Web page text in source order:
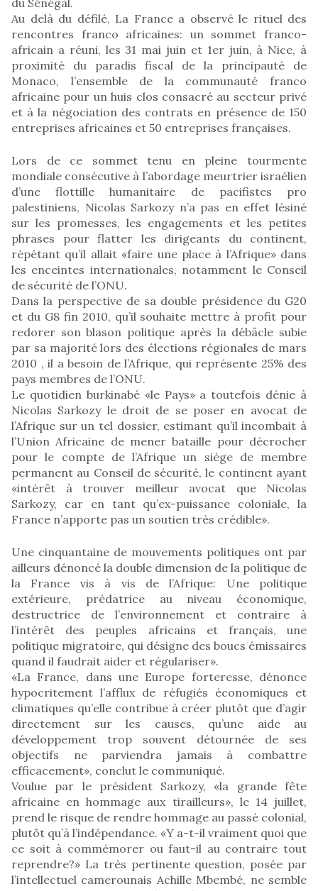
Au delà du défilé, La France a observé le rituel des
rencontres franco africaines: un sommet franco-
africain a réuni, les 31 mai juin et 1er juin, à Nice, à
proximité du paradis fiscal de la principauté de
Monaco, l’ensemble de la communauté franco
africaine pour un huis clos consacré au secteur privé
et à la négociation des contrats en présence de 150
entreprises africaines et 50 entreprises françaises.
Lors de ce sommet tenu en pleine tourmente
mondiale consécutive à l’abordage meurtrier israélien
d’une flottille humanitaire de pacifistes pro
palestiniens, Nicolas Sarkozy n’a pas en effet lésiné
sur les promesses, les engagements et les petites
phrases pour flatter les dirigeants du continent,
répétant qu’il allait «faire une place à l’Afrique» dans
les enceintes internationales, notamment le Conseil
de sécurité de l’ONU.
Dans la perspective de sa double présidence du G20
et du G8 fin 2010, qu’il souhaite mettre à profit pour
redorer son blason politique après la débâcle subie
par sa majorité lors des élections régionales de mars
2010 , il a besoin de l’Afrique, qui représente 25% des
pays membres de l’ONU.
Le quotidien burkinabé «le Pays» a toutefois dénie à
Nicolas Sarkozy le droit de se poser en avocat de
l’Afrique sur un tel dossier, estimant qu’il incombait à
l’Union Africaine de mener bataille pour décrocher
pour le compte de l’Afrique un siège de membre
permanent au Conseil de sécurité, le continent ayant
«intérêt à trouver meilleur avocat que Nicolas
Sarkozy, car en tant qu’ex-puissance coloniale, la
France n’apporte pas un soutien très crédible».
Une cinquantaine de mouvements politiques ont par
ailleurs dénoncé la double dimension de la politique de
la France vis à vis de l’Afrique: Une politique
extérieure, prédatrice au niveau économique,
destructrice de l’environnement et contraire à
l’intérêt des peuples africains et français, une
politique migratoire, qui désigne des boucs émissaires
quand il faudrait aider et régulariser».
«La France, dans une Europe forteresse, dénonce
hypocritement l’afflux de réfugiés économiques et
climatiques qu’elle contribue à créer plutôt que d’agir
directement sur les causes, qu’une aide au
développement trop souvent détournée de ses
objectifs ne parviendra jamais à combattre
efficacement», conclut le communiqué.
Voulue par le président Sarkozy, «la grande fête
africaine en hommage aux tirailleurs», le 14 juillet,
prend le risque de rendre hommage au passé colonial,
plutôt qu’à l’indépendance. «Y a-t-il vraiment quoi que
ce soit à commémorer ou faut-il au contraire tout
reprendre?» La très pertinente question, posée par
l’intellectuel camerounais Achille Mbembé, ne semble